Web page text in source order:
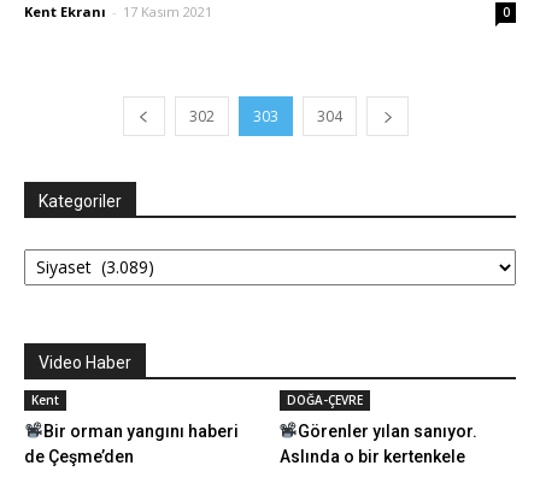
Kent Ekranı - 17 Kasım 2021 0
302 303 304
Kategoriler
Kategoriler
Video Haber
Kent
Bir orman yangını haberi
de Çeşme’den
DOĞA-ÇEVRE
Görenler yılan sanıyor.
Aslında o bir kertenkele